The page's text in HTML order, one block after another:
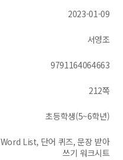
2023-01-09
서영조
9791164064663
212쪽
초등학생(5~6학년)
List, 단어 퀴즈, 문장 받아
쓰기 워크시트